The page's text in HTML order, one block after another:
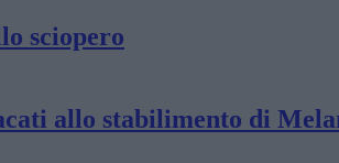
sciopero
allo stabilimento di